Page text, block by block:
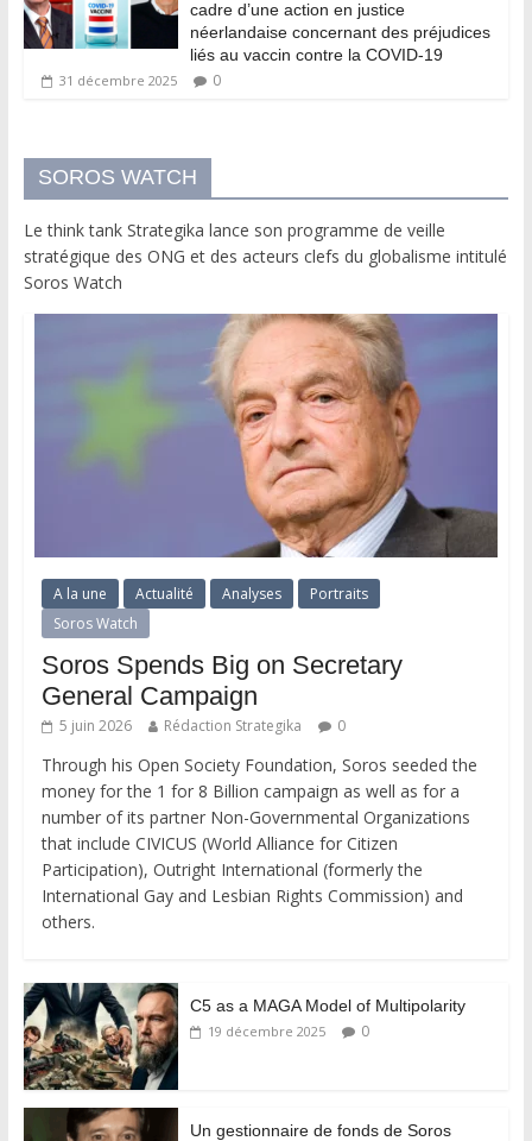
cadre d’une action en justice
néerlandaise concernant des préjudices
liés au vaccin contre la COVID-19
31 décembre 2025 0
SOROS WATCH
Le think tank Strategika lance son programme de veille
stratégique des ONG et des acteurs clefs du globalisme intitulé
Soros Watch
A la une Actualité Analyses
Portraits
Soros Watch
Soros Spends Big on Secretary
General Campaign
5 juin 2026 Rédaction Strategika 0
Through his Open Society Foundation, Soros seeded the
money for the 1 for 8 Billion campaign as well as for a
number of its partner Non-Governmental Organizations
that include CIVICUS (World Alliance for Citizen
Participation), Outright International (formerly the
International Gay and Lesbian Rights Commission) and
others.
C5 as a MAGA Model of Multipolarity
19 décembre 2025 0
Un gestionnaire de fonds de Soros